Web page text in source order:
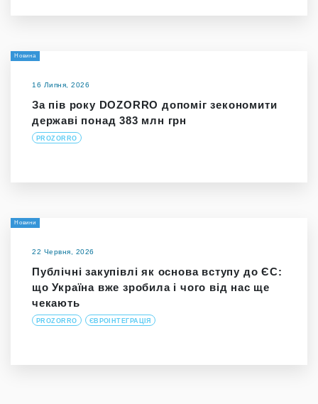
Новина
16 Липня, 2026
За пів року DOZORRO допоміг зекономити
державі понад 383 млн грн
PROZORRO
Новини
22 Червня, 2026
Публічні закупівлі як основа вступу до ЄС:
що Україна вже зробила і чого від нас ще
чекають
PROZORRO ЄВРОІНТЕГРАЦІЯ